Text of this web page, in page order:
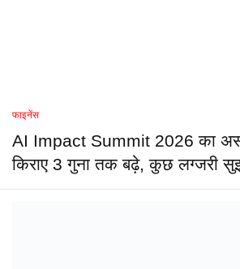
फाइनेंस
AI Impact Summit 2026 का
किराए 3 गुना तक बढ़े, कुछ लग्जरी